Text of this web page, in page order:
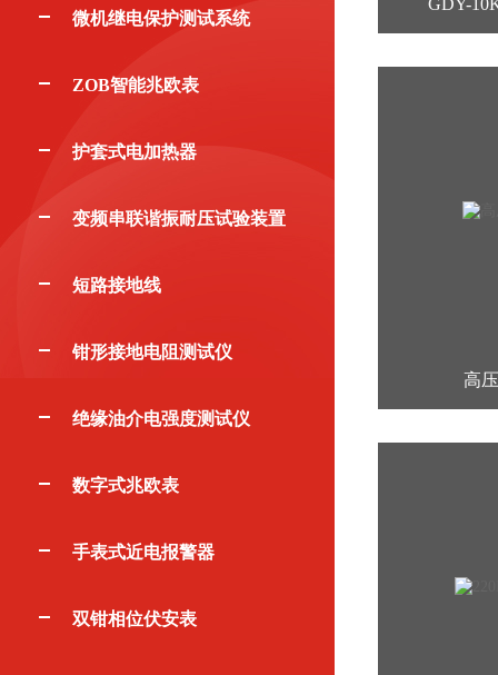
微机继电保护测试系统
ZOB智能兆欧表
护套式电加热器
变频串联谐振耐压试验装置
短路接地线
钳形接地电阻测试仪
绝缘油介电强度测试仪
数字式兆欧表
手表式近电报警器
双钳相位伏安表
GDY-
高